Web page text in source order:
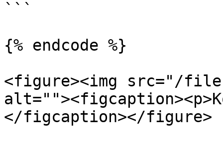
```
{% endcode %}
<figure><img src="/
</figcaption></figure>